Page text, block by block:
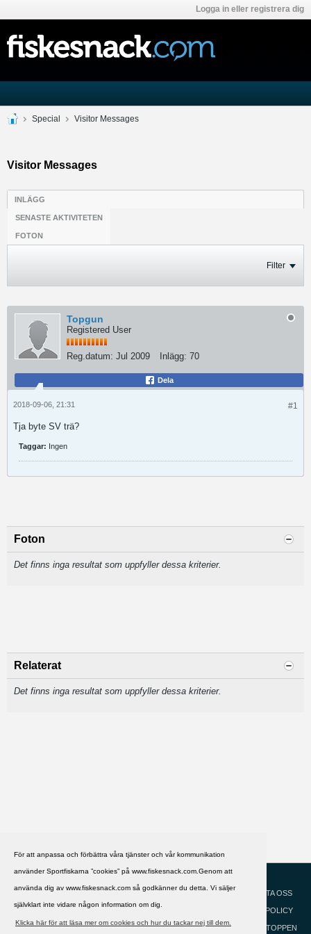
För att anpassa och förbättra våra tjänster och vår kommunikation
använder Sportfiskarna ”cookies” på www.fiskesnack.com.Genom att
använda dig av www.fiskesnack.com så godkänner du detta. Vi säljer
självklart inte vidare någon information om dig.
Klicka här för att läsa mer om cookies och hur du tackar nej till dem.
Logga in eller registrera dig
Special Visitor Messages
Visitor Messages
INLÄGG
SENASTE AKTIVITETEN
FOTON
Filter
Topgun
Registered User
Reg.datum: Jul 2009 Inlägg: 70
Dela
#1
2018-09-06, 21:31
Tja byte SV trä?
Taggar: Ingen
Foton
Det finns inga resultat som uppfyller dessa kriterier.
Relaterat
Det finns inga resultat som uppfyller dessa kriterier.
HJÄLP
KONTAKTA OSS
COOKIEPOLICY
GÅ TILL TOPPEN